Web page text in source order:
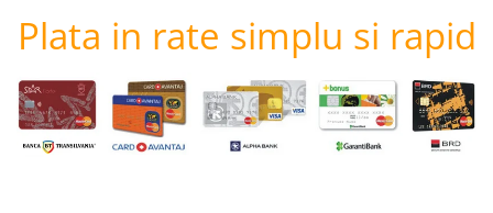
Plata in rate simplu si rapid